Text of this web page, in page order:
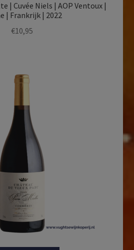
| Cuvée Niels | AOP Ventoux |
| Frankrijk | 2022
€10,95